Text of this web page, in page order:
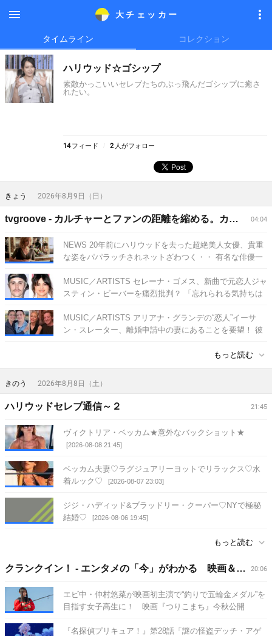
大チェッカ ー
ハリウッド☆ゴシップ
素敵かっこいいセレブたちのぶっ飛んだゴシップに癒さ
れたい。
14 フィード 2 人がフォロー
タイムライン コレクション
きょう 2026年8月9日（日）
04:04
tvgroove - カルチャーとファンの距離を縮める。カルチャーをもっと楽しめる。
NEWS 20年前にハリウッドを去った超絶美人女優、貴重
な姿をパパラッチされネットざわつく・・ 有名な俳優一
の声も［写真あり］ [2026-08-09 04:04]
MUSIC／ARTISTS セレーナ・ゴメス、新曲で元恋人ジャ
スティン・ビーバーを痛烈批判？ 「忘れられる気持ちは
MUSIC／ARTISTS アリアナ・グランデの“恋人”イーサ
ン・スレーター、離婚申請中の妻にあることを要望！ 彼
もっと読む
きのう 2026年8月8日（土）
21:45
ハリウッドセレブ通信～２
ヴィクトリア・ベッカム★意外なバックショット★
[2026-08-08 21:45]
ベッカム夫妻♡ラグジュアリーヨットでリラックス♡水
着ルック♡
[2026-08-07 23:03]
ジジ・ハディッド&ブラッドリー・クーパー♡NYで極秘
結婚♡
[2026-08-06 19:45]
もっと読む
20:06
クランクイン！ - エンタメの「今」がわかる 映画＆エンタメニュース
エビ中・仲村悠菜が映画初主演で“釣りで五輪金メダル”を
目指す女子高生に！ 映画『つりこまち』今秋公開
『名探偵プリキュア！』第28話「謎の怪盗デッチ・アゲ